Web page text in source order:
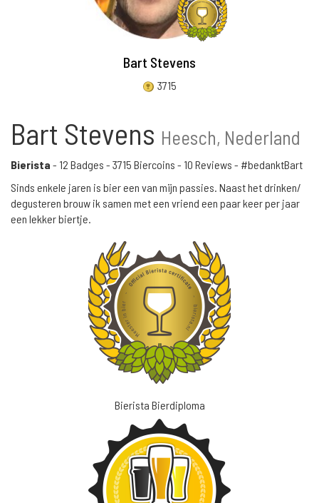
Bart Stevens
3715
Bart Stevens Heesch, Nederland
Bierista - 12 Badges - 3715 Biercoins - 10 Reviews - #bedanktBart
Sinds enkele jaren is bier een van mijn passies. Naast het drinken/
degusteren brouw ik samen met een vriend een paar keer per jaar
een lekker biertje.
Bierista Bierdiploma